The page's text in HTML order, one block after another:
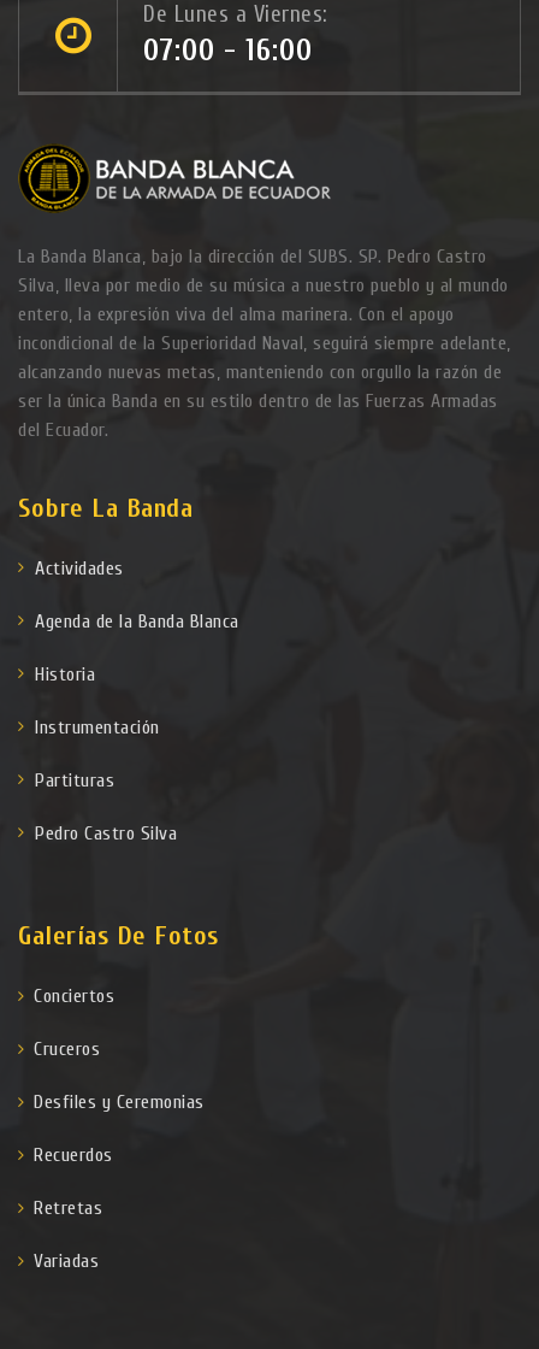
De Lunes a Viernes:
07:00 - 16:00
La Banda Blanca, bajo la dirección del SUBS. SP. Pedro Castro
Silva, lleva por medio de su música a nuestro pueblo y al mundo
entero, la expresión viva del alma marinera. Con el apoyo
incondicional de la Superioridad Naval, seguirá siempre adelante,
alcanzando nuevas metas, manteniendo con orgullo la razón de
ser la única Banda en su estilo dentro de las Fuerzas Armadas
del Ecuador.
Sobre La Banda
Actividades
Agenda de la Banda Blanca
Historia
Instrumentación
Partituras
Pedro Castro Silva
Galerías De Fotos
Conciertos
Cruceros
Desfiles y Ceremonias
Recuerdos
Retretas
Variadas